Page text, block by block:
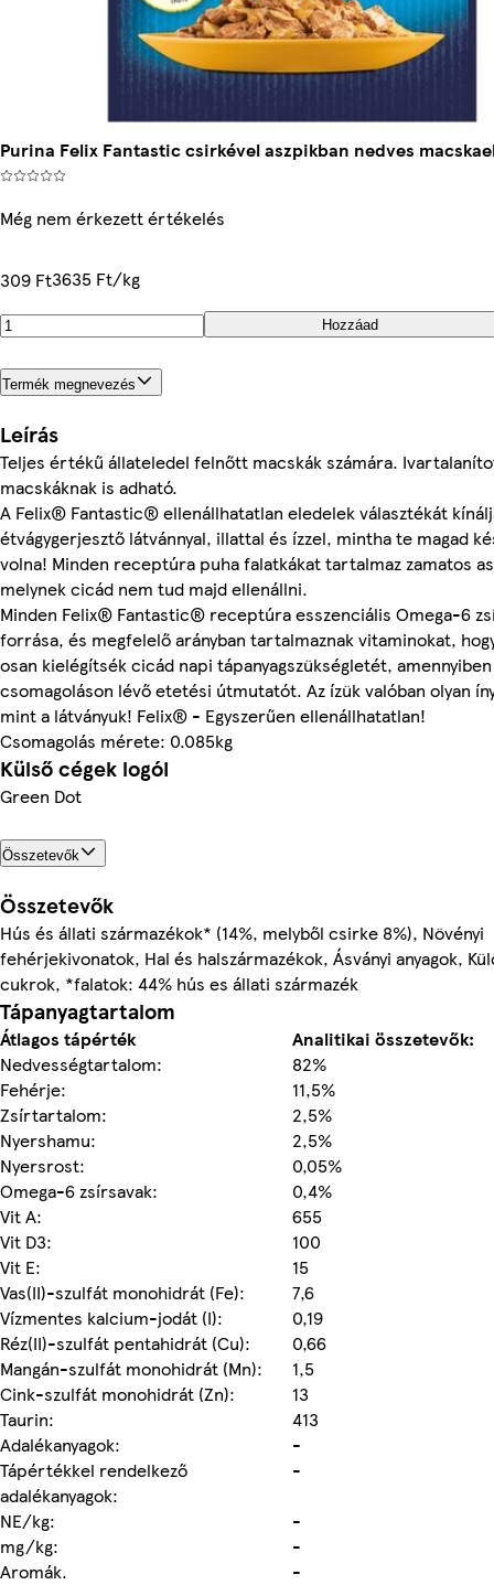
Purina Felix Fantastic csirkével aszpikban nedves
Még nem érkezett értékelés
309 Ft3635 Ft/kg
Hozzáad
Termék megnevezés
Leírás
Teljes értékű állateledel felnőtt macskák számára.
macskáknak is adható.
A Felix® Fantastic® ellenállhatatlan eledelek választékát
étvágygerjesztő látvánnyal, illattal és ízzel, mintha te magad
volna! Minden receptúra puha falatkákat tartalmaz zamatos
melynek cicád nem tud majd ellenállni.
Minden Felix® Fantastic® receptúra esszenciális Omega-6
forrása, és megfelelő arányban tartalmaznak vitaminokat,
osan kielégítsék cicád napi tápanyagszükségletét,
csomagoláson lévő etetési útmutatót. Az ízük valóban olyan
mint a látványuk! Felix® - Egyszerűen ellenállhatatlan!
Csomagolás mérete: 0.085kg
Külső cégek logói
Green Dot
Összetevők
Összetevők
Hús és állati származékok* (14%, melyből csirke 8%), Növényi
fehérjekivonatok, Hal és halszármazékok, Ásványi anyagok,
cukrok, *falatok: 44% hús es állati származék
Tápanyagtartalom
Átlagos tápérték
Analitikai összetevők:
Nedvességtartalom:
82%
Fehérje:
11,5%
Zsírtartalom:
2,5%
Nyershamu:
2,5%
Nyersrost:
0,05%
Omega-6 zsírsavak:
0,4%
Vit A:
655
Vit D3:
100
Vit E:
15
Vas(II)-szulfát monohidrát (Fe):
7,6
Vízmentes kalcium-jodát (I):
0,19
Réz(II)-szulfát pentahidrát (Cu):
0,66
Mangán-szulfát monohidrát (Mn):
1,5
Cink-szulfát monohidrát (Zn):
13
Taurin:
413
Adalékanyagok:
-
Tápértékkel rendelkező
adalékanyagok:
-
NE/kg:
-
mg/kg:
-
Aromák.
-